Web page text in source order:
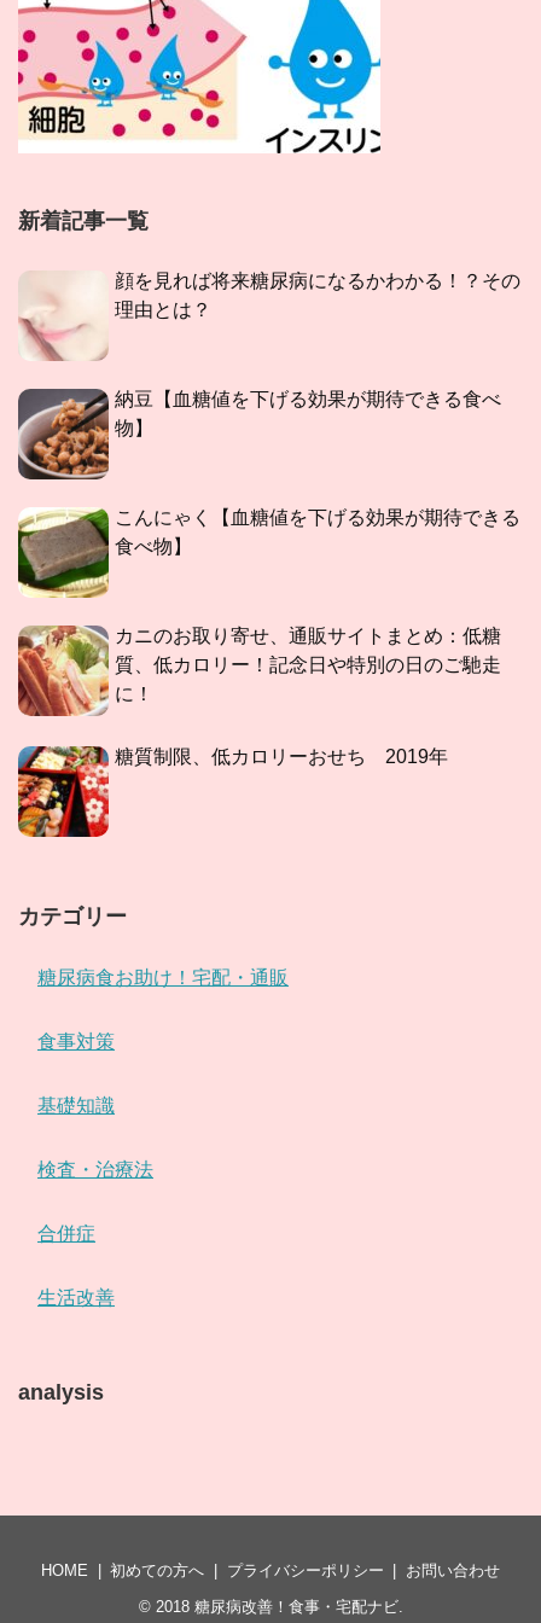
新着記事一覧
顔を見れば将来糖尿病になるかわかる！？その
理由とは？
納豆【血糖値を下げる効果が期待できる食べ
物】
こんにゃく【血糖値を下げる効果が期待できる
食べ物】
カニのお取り寄せ、通販サイトまとめ：低糖
質、低カロリー！記念日や特別の日のご馳走
に！
糖質制限、低カロリーおせち 2019年
カテゴリー
糖尿病食お助け！宅配・通販
食事対策
基礎知識
検査・治療法
合併症
生活改善
analysis
HOME 初めての方へ プライバシーポリシー
お問い合わせ
© 2018 糖尿病改善！食事・宅配ナビ.